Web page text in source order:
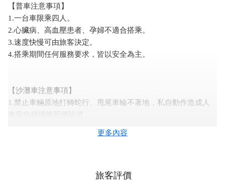
【普車注意事項】
1.一台車限乘四人。
2.心臟病、高血壓患者、孕婦不適合搭乘。
3.速度快慢可由旅客決定。
4.搭乘期間任何服務要求，皆以安全為主。
【沙灘車注意事項】
1.禁止車輛原地打轉蛇行、甩尾車輪不著地，私自動作造成人
3.禁止任意變換車道。超越前車。
5.禁止孕婦、心臟病患、高血壓等重大疾病者搭乘。
更多內容
旅客評價